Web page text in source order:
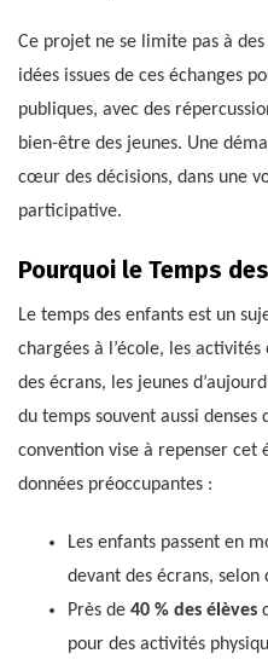
Ce projet ne se limite pas à
idées issues de ces échanges
publiques, avec des
bien-être des jeunes. Une
cœur des décisions, dans une
participative.
Pourquoi le Temps
Le temps des enfants est un
chargées à l’école, les
des écrans, les jeunes
du temps souvent aussi denses
convention vise à repenser cet
données préoccupantes :
Les enfants passent en
devant des écrans, selon
Près de 40 % des élèves
pour des activités